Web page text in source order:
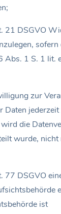
21 DSGVO
Abs. 1 S. 1 lit.
zur
Daten
die
wurde,
77 DSGVO
ist